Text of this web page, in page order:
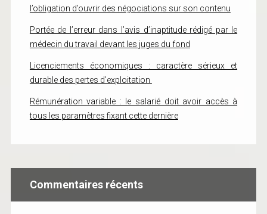
l’obligation d’ouvrir des négociations sur son contenu
Portée de l’erreur dans l’avis d’inaptitude rédigé par le
médecin du travail devant les juges du fond
Licenciements économiques : caractère sérieux et
durable des pertes d’exploitation
Rémunération variable : le salarié doit avoir accès à
tous les paramètres fixant cette dernière
Commentaires récents